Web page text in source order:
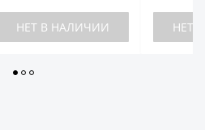
НЕТ В НАЛИЧИИ НЕТ